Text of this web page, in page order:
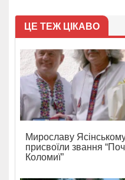
ЦЕ ТЕЖ ЦІКАВО
Мирославу
присвоїли звання
Коломиї”